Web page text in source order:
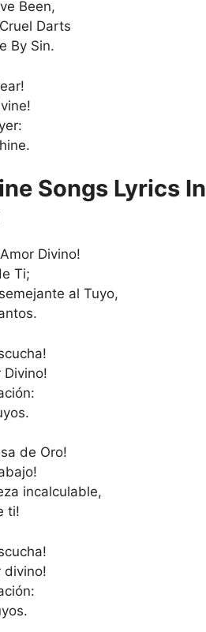
Been,
Darts
By Sin.
Songs Lyrics In
Divino!
Ti;
al Tuyo,
Divino!
de Oro!
incalculable,
ti!
divino!